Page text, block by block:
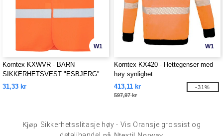
W1
Korntex KXWVR - BARN
SIKKERHETSVEST "ESBJERG"
31,33 kr
W1
Korntex KX420 - Hettegenser med
høy synlighet
413,11 kr
597,97 kr
-31%
Kjøp Sikkerhetsslitasje høy - Vis Oransje grossist og